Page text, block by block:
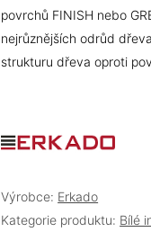
povrchů FINISH nebo
nejrůznějších odrůd
strukturu dřeva oproti
Výrobce: Erkado
Kategorie produktu: Bílé